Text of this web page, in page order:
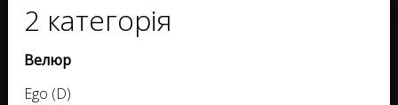
2 категорія
Велюр
Ego (D)